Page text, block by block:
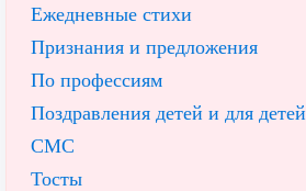
Ежедневные стихи
Признания и предложения
По профессиям
Поздравления детей и для детей
СМС
Тосты